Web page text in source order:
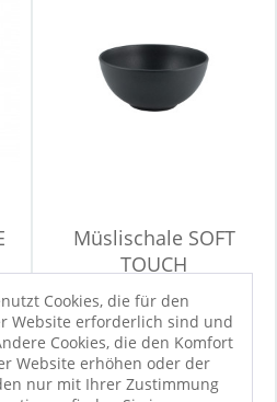
Müslischale SOFT
TOUCH
Sofort verfügbar
4,90 €
Cookies, die für den
Website erforderlich sind und
Cookies, die den Komfort
Website erhöhen oder der
nur mit Ihrer Zustimmung